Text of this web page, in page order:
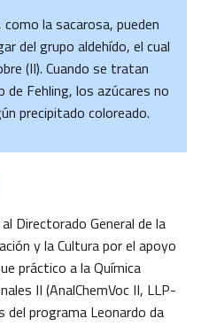
la sacarosa, pueden
del grupo aldehído, el cual
(II). Cuando se tratan
de Fehling, los azúcares no
precipitado coloreado.
Directorado General de la
y la Cultura por el apoyo
práctico a la Química
II (AnalChemVoc II, LLP-
programa Leonardo da